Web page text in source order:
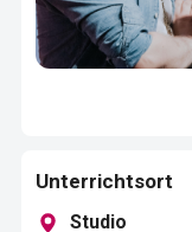
Unterrichtsort
Studio